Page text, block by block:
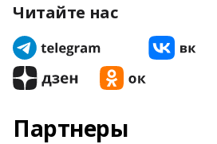
Читайте нас
Партнеры